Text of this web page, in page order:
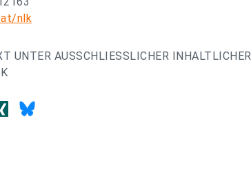
nlk
UNTER AUSSCHLIESSLICHER